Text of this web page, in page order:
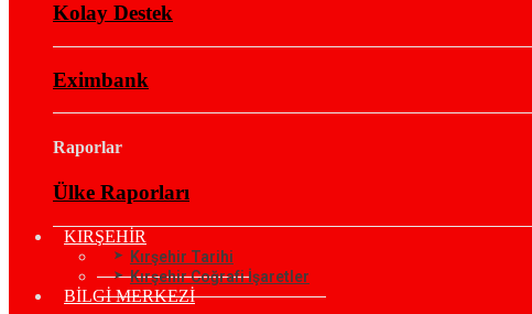
Kolay Destek
Eximbank
Raporlar
Ülke Raporları
KIRŞEHİR
Kırşehir Tarihi
Kırşehir Coğrafi İşaretler
BİLGİ MERKEZİ